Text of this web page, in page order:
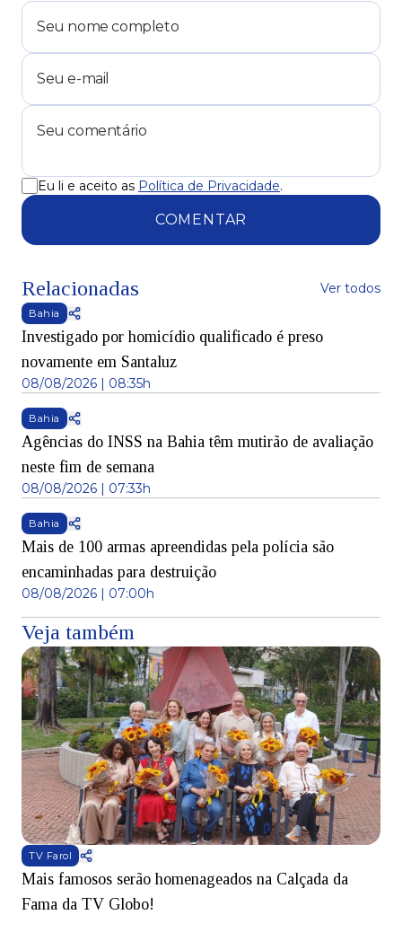
Eu li e aceito as Política de Privacidade.
COMENTAR
Relacionadas Ver todos
Bahia
Investigado por homicídio qualificado é preso
novamente em Santaluz
08/08/2026 | 08:35h
Bahia
Agências do INSS na Bahia têm mutirão de avaliação
neste fim de semana
08/08/2026 | 07:33h
Bahia
Mais de 100 armas apreendidas pela polícia são
encaminhadas para destruição
08/08/2026 | 07:00h
Veja também
TV Farol
Mais famosos serão homenageados na Calçada da
Fama da TV Globo!